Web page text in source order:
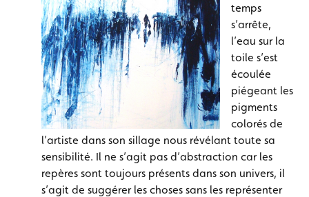
temps
s’arrête,
l’eau sur la
toile s’est
écoulée
piégeant les
pigments
colorés de
l’artiste dans son sillage nous révélant toute sa
sensibilité. Il ne s’agit pas d’abstraction car les
repères sont toujours présents dans son univers, il
s’agit de suggérer les choses sans les représenter